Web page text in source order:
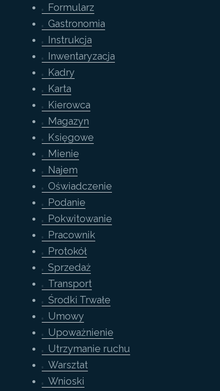
Formularz
Gastronomia
Instrukcja
Inwentaryzacja
Kadry
Karta
Kierowca
Magazyn
Księgowe
Mienie
Najem
Oświadczenie
Podanie
Pokwitowanie
Pracownik
Protokół
Sprzedaż
Transport
Środki Trwałe
Umowy
Upoważnienie
Utrzymanie ruchu
Warsztat
Wnioski